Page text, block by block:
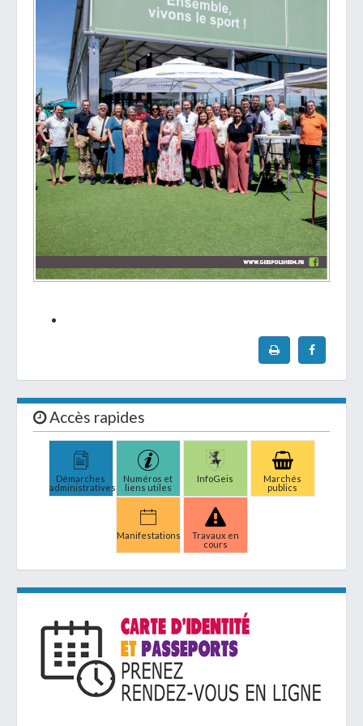
Accès rapides
Démarches
administratives
Numéros et
liens utiles
InfoGeis
Marchés
publics
Manifestations
Travaux en
cours